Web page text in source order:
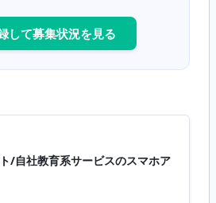
して募集状況を見る
/自社教育系サービスのスマホア